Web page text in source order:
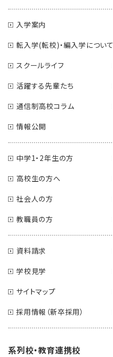
入学案内
転入学(転校)・編入学について
スクールライフ
活躍する先輩たち
通信制高校コラム
情報公開
中学1・2年生の方
高校生の方へ
社会人の方
教職員の方
資料請求
学校見学
サイトマップ
採用情報（新卒採用）
系列校・教育連携校